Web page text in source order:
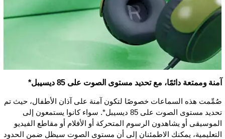
آمنة وممتعة دائمًا، مع تحديد مستوى الصوت على 85 ديسيبل*
صُمِّمت هذه السماعات خصوصًا لتكون آمنة على آذان الأطفال، حيث تم
تحديد مستوى الصوت على 85 ديسيبل*. سواء كانوا يستمعون إلى
الموسيقى أو يشاهدون الرسوم المتحركة أو الأفلام أو مقاطع الفيديو
التعليمية، يمكنك الاطمئنان إلى أن مستوى الصوت سيظل ضمن الحدود